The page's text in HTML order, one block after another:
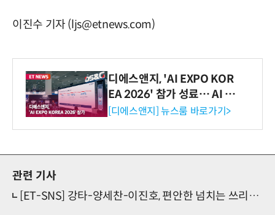
이진수 기자 (ljs@etnews.com)
디에스앤지, 'AI EXPO KOR
EA 2026' 참가 성료… AI 전
생애주기 아우르는 통합 솔루
[디에스앤지] 뉴스룸 바로가기>
관련 기사
[ET-SNS] 강타-양세찬-이진호, 편안한 넘치는 쓰리샷 공개 '웃음만발'